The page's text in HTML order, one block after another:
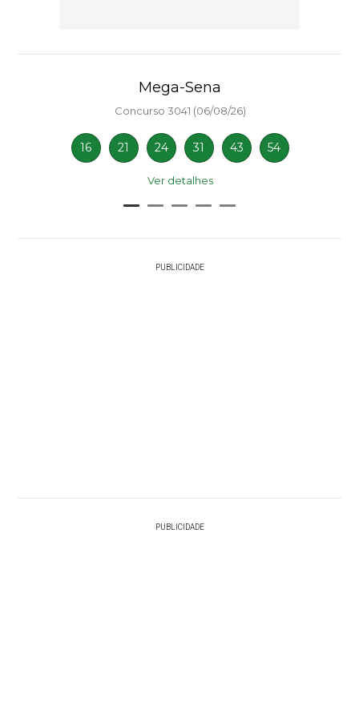
Mega-Sena
Concurso 3041 (06/08/26)
16 21 24 31 43 54
Ver detalhes
PUBLICIDADE
PUBLICIDADE